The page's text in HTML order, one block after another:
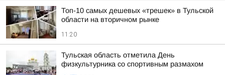
Топ-10 самых дешевых «трешек» в Тульской
области на вторичном рынке
11:20
Тульская область отметила День
физкультурника со спортивным размахом